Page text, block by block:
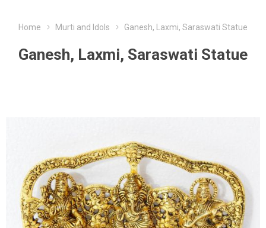
Home Murti and Idols Ganesh, Laxmi, Saraswati Statue
Ganesh, Laxmi, Saraswati Statue